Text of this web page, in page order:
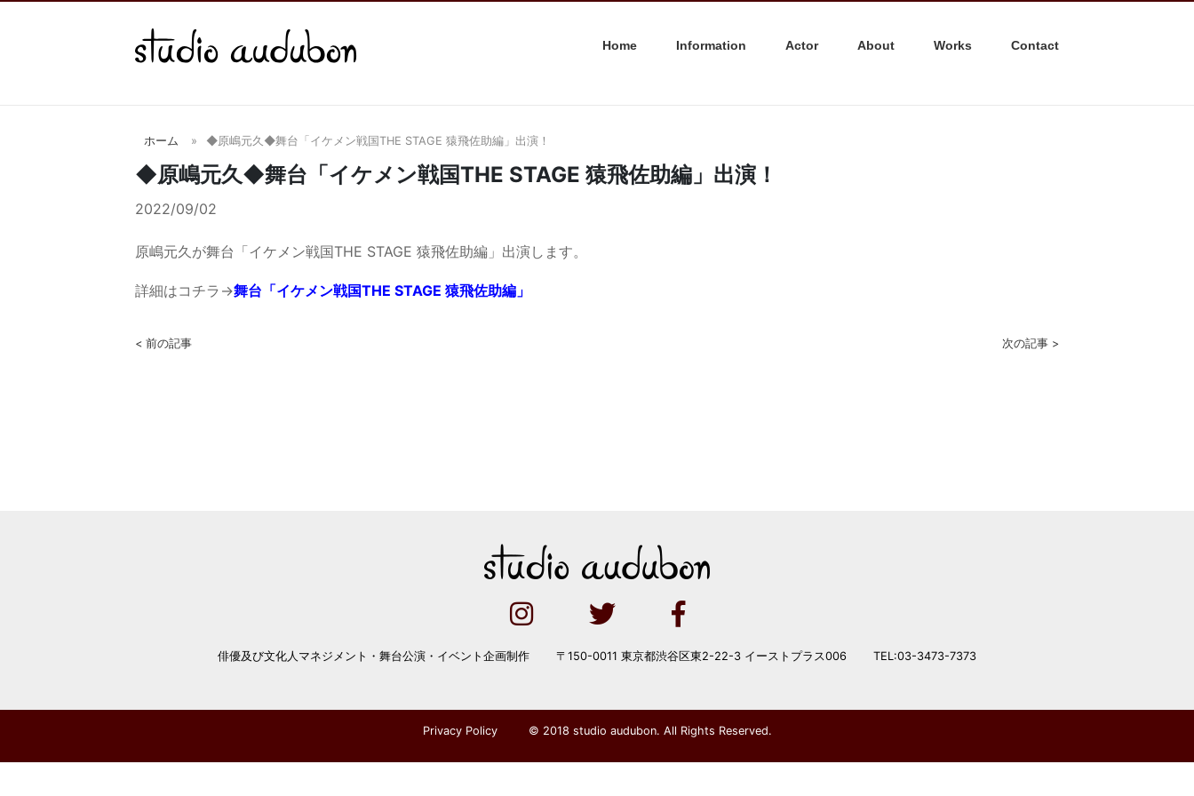
Home Information Actor About Works Contact
ホーム ◆原嶋元久◆舞台「イケメン戦国THE STAGE 猿飛佐助編」出演！
◆原嶋元久◆舞台「イケメン戦国THE STAGE 猿飛佐助編」出演！
2022/09/02
原嶋元久が舞台「イケメン戦国THE STAGE 猿飛佐助編」出演します。
詳細はコチラ→舞台「イケメン戦国THE STAGE 猿飛佐助編」
< 前の記事 次の記事 >
俳優及び文化人マネジメント・舞台公演・イベント企画制作 〒150-0011 東京都渋谷区東2-22-3 イーストプラス006 TEL:03-3473-7373
Privacy Policy © 2018 studio audubon. All Rights Reserved.